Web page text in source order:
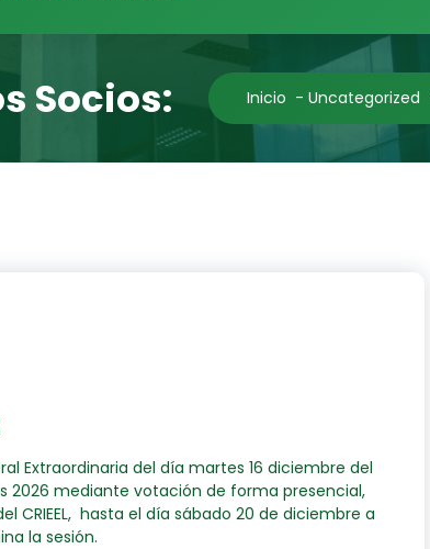
Socios: Inicio - Uncategorized
Extraordinaria del día martes 16 diciembre del
2026 mediante votación de forma presencial,
CRIEEL, hasta el día sábado 20 de diciembre a
la sesión.